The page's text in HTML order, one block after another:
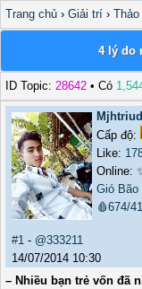
Trang chủ › Giải trí ›
4 lý do
ID Topic: 28642 • Có
Cấp độ:
Like:
Online:
Gió Bão
🩸674/
#1 - @333211
14/07/2014 10:30
– Nhiều bạn trẻ vốn đã